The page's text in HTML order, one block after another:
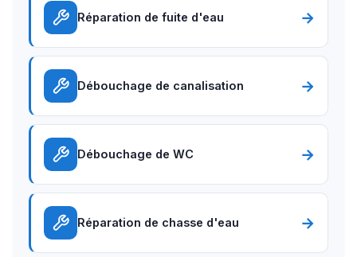
Réparation de fuite d'eau →
Débouchage de canalisation →
Débouchage de WC →
Réparation de chasse d'eau →